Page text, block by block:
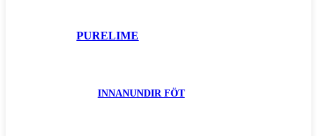
PURELIME
INNANUNDIR FÖT